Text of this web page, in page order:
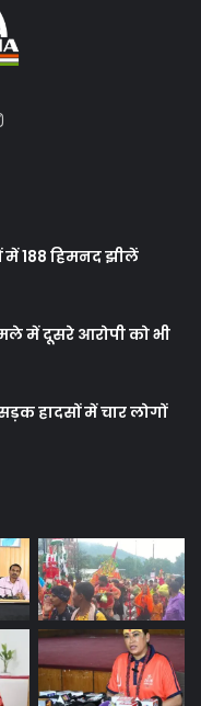
Instagram
में 188 हिमनद झीलें
में दूसरे आरोपी को भी
हादसों में चार लोगों